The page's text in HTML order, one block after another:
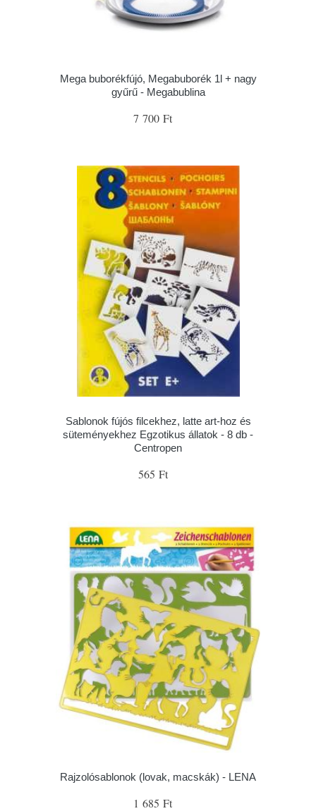
Mega buborékfújó, Megabuborék 1l + nagy
gyűrű - Megabublina
7 700 Ft
Sablonok fújós filcekhez, latte art-hoz és
süteményekhez Egzotikus állatok - 8 db -
Centropen
565 Ft
Rajzolósablonok (lovak, macskák) - LENA
1 685 Ft